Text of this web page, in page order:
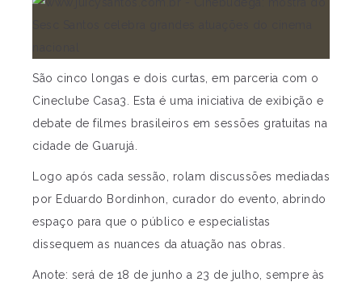
São cinco longas e dois curtas, em parceria com o
Cineclube Casa3. Esta é uma iniciativa de exibição e
debate de filmes brasileiros em sessões gratuitas na
cidade de Guarujá.
Logo após cada sessão, rolam discussões mediadas
por Eduardo Bordinhon, curador do evento, abrindo
espaço para que o público e especialistas
dissequem as nuances da atuação nas obras.
Anote: será de 18 de junho a 23 de julho, sempre às